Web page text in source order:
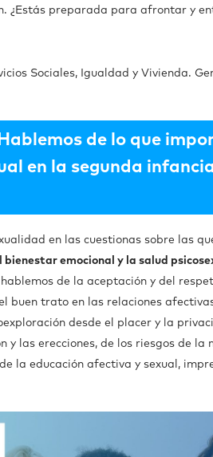
¿Estás preparada para afrontar y
Sociales, Igualdad y Vivienda.
de lo que
en la segunda infancia
en las cuestionas sobre las
bienestar emocional y la salud
de la aceptación y del
buen trato en las relaciones
desde el placer y la
y las erecciones, de los riesgos de la
la educación afectiva y sexual,